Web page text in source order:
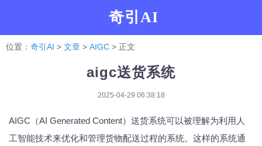
奇引AI
位置： 奇引AI > 文章 > AIGC > 正文
aigc送货系统
2025-04-29 06:38:18
AIGC（AI Generated Content）送货系统可以被理解为利用人
工智能技术来优化和管理货物配送过程的系统。这样的系统通